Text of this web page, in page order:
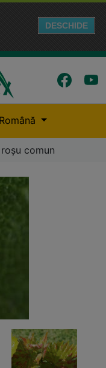
DESCHIDE
Română
comun